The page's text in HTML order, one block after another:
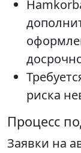
риска
Процесс
Заявки на